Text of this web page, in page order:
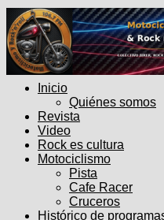
Inicio
Quiénes somos
Revista
Video
Rock es cultura
Motociclismo
Pista
Cafe Racer
Cruceros
Histórico de